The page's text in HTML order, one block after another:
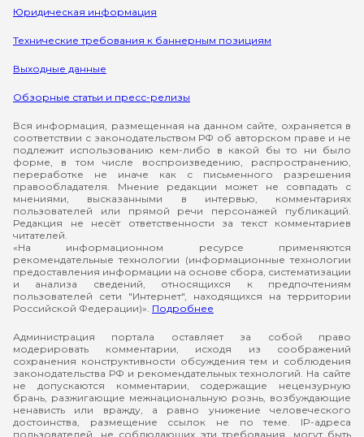
Юридическая информация
Технические требования к баннерным позициям
Выходные данные
Обзорные статьи и пресс-релизы
Вся информация, размещенная на данном сайте, охраняется в
соответствии с законодательством РФ об авторском праве и не
подлежит использованию кем-либо в какой бы то ни было
форме, в том числе воспроизведению, распространению,
переработке не иначе как с письменного разрешения
правообладателя. Мнение редакции может не совпадать с
мнениями, высказанными в интервью, комментариях
пользователей или прямой речи персонажей публикаций.
Редакция не несёт ответственности за текст комментариев
читателей.
«На информационном ресурсе применяются
рекомендательные технологии (информационные технологии
предоставления информации на основе сбора, систематизации
и анализа сведений, относящихся к предпочтениям
пользователей сети "Интернет", находящихся на территории
Российской Федерации)». Подробнее
Администрация портала оставляет за собой право
модерировать комментарии, исходя из соображений
сохранения конструктивности обсуждения тем и соблюдения
законодательства РФ и рекомендательных технологий. На сайте
не допускаются комментарии, содержащие нецензурную
брань, разжигающие межнациональную рознь, возбуждающие
ненависть или вражду, а равно унижение человеческого
достоинства, размещение ссылок не по теме. IP-адреса
пользователей, не соблюдающих эти требования, могут быть